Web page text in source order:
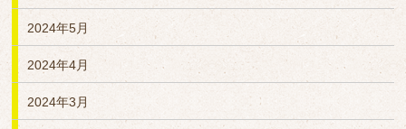
2024年5月
2024年4月
2024年3月